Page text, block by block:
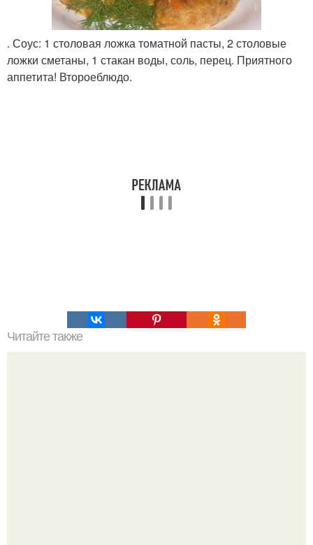
. Соус: 1 столовая ложка томатной пасты, 2 столовые
ложки сметаны, 1 стакан воды, соль, перец. Приятного
аппетита! Второеблюдо.
Читайте также